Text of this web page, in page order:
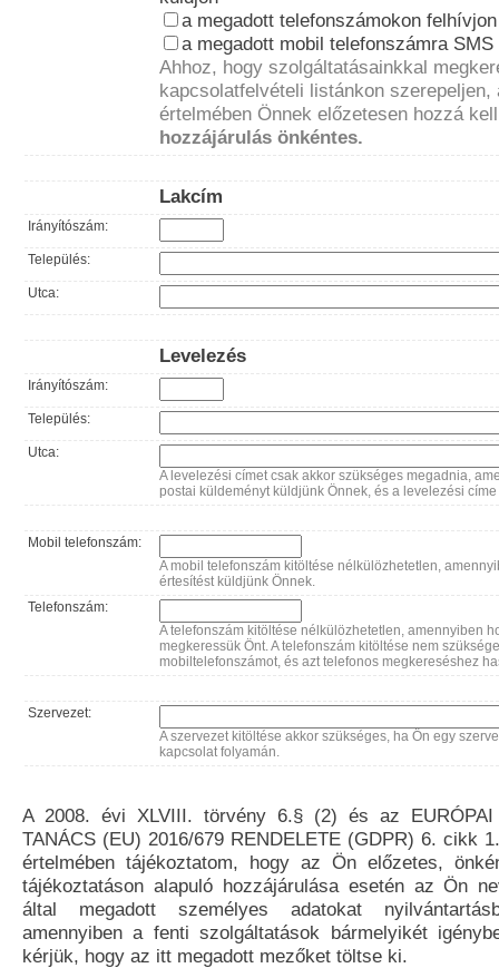
a megadott telefonszámokon felhívjon
a megadott mobil telefonszámra
Ahhoz, hogy szolgáltatásainkkal
kapcsolatfelvételi listánkon szerepeljen,
értelmében Önnek előzetesen hozzá
hozzájárulás önkéntes.
Lakcím
Irányítószám:
Település:
Utca:
Levelezés
Irányítószám:
Település:
Utca:
A levelezési címet csak akkor szükséges megadnia,
postai küldeményt küldjünk Önnek, és a levelezési
Mobil telefonszám:
A mobil telefonszám kitöltése nélkülözhetetlen,
értesítést küldjünk Önnek.
Telefonszám:
A telefonszám kitöltése nélkülözhetetlen, amennyiben
megkeressük Önt. A telefonszám kitöltése nem
mobiltelefonszámot, és azt telefonos megkereséshez
Szervezet:
A szervezet kitöltése akkor szükséges, ha Ön egy
kapcsolat folyamán.
A 2008. évi XLVIII. törvény 6.§ (2) és az EURÓPAI
TANÁCS (EU) 2016/679 RENDELETE (GDPR) 6. cikk
értelmében tájékoztatom, hogy az Ön előzetes,
tájékoztatáson alapuló hozzájárulása esetén az Ön
által megadott személyes adatokat
amennyiben a fenti szolgáltatások bármelyikét
kérjük, hogy az itt megadott mezőket töltse ki.